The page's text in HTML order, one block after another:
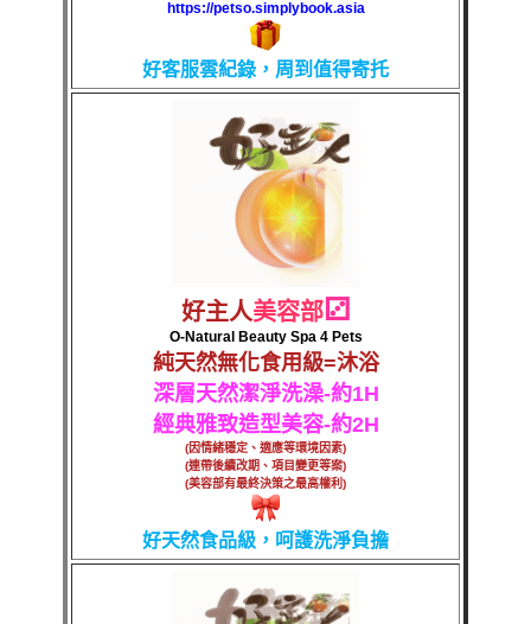
https://petso.simplybook.asia
好客服雲紀錄，周到值得寄托
好主人美容部⚂
O-Natural Beauty Spa 4 Pets
純天然無化食用級=沐浴
深層天然潔淨洗澡-約1H
經典雅致造型美容-約2H
(因情緒穩定、適應等環境因素)
(連帶後續改期、項目變更等案)
(美容部有最終決策之最高權利)
好天然食品級，呵護洗淨負擔